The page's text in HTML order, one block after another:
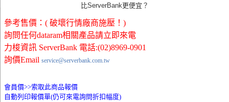
比ServerBank更便宜？
參考售價：( 破壞行情廠商施壓！)
詢問任何dataram相關產品請立即來電
力梭資訊 ServerBank 電話:(02)8969-0901
詢價Email service@serverbank.com.tw
會員價>>索取此商品報價
自動列印報價單(仍可來電詢問折扣幅度)